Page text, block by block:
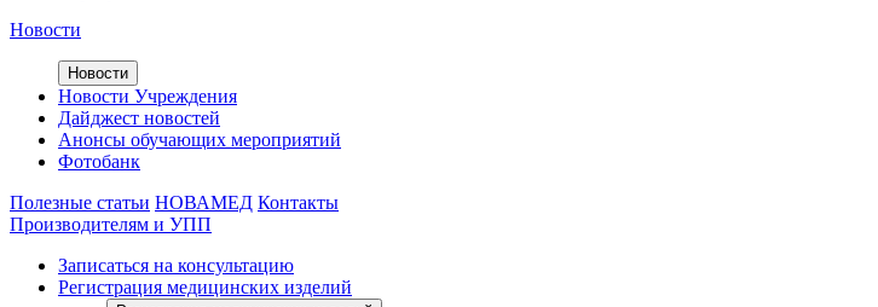
Новости
Новости
Новости Учреждения
Дайджест новостей
Анонсы обучающих мероприятий
Фотобанк
Полезные статьи НОВАМЕД Контакты
Производителям и УПП
Записаться на консультацию
Регистрация медицинских изделий